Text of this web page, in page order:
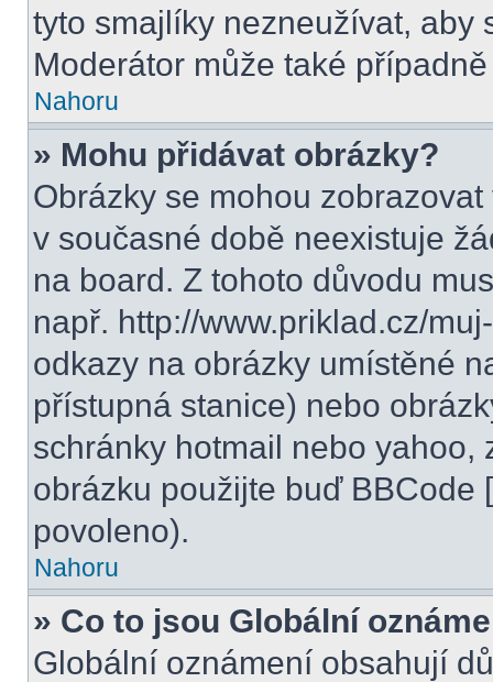
tyto smajlíky nezneužívat, aby
Moderátor může také
Nahoru
» Mohu přidávat obrázky?
Obrázky se mohou
v současné době neexistuje
na board. Z tohoto důvodu
např. http://www.priklad.cz/
odkazy na obrázky umístěné
přístupná stanice) nebo
schránky hotmail nebo yahoo,
obrázku použijte buď BBCode
povoleno).
Nahoru
» Co to jsou Globální
Globální oznámení obsahují